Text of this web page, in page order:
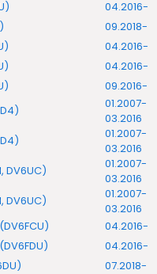
04.2016-
09.2018-
04.2016-
04.2016-
09.2016-
01.2007-
03.2016
01.2007-
03.2016
DV6UC)
01.2007-
03.2016
DV6UC)
01.2007-
03.2016
04.2016-
04.2016-
07.2018-